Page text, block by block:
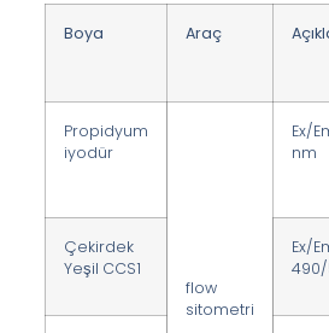
Boya Araç
Propidyum
iyodür
flow
sitometri
Ex/
nm
Çekirdek
Yeşil CCS1
Ex/